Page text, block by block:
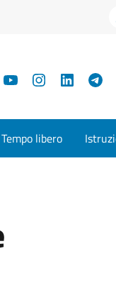
YouTubeInstagram
Tempo libero